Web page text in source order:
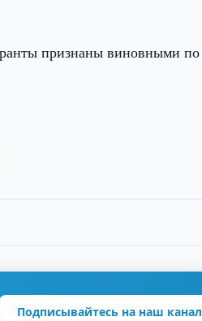
признаны виновными по
Подписывайтесь на наш канал